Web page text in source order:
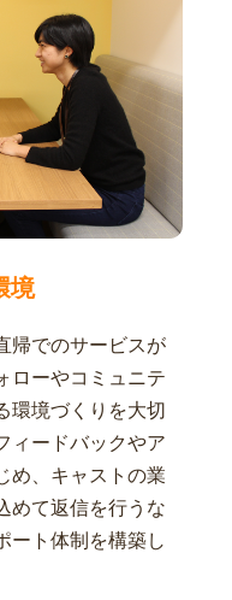
境
帰でのサービスが
ローやコミュニテ
環境づくりを大切
ィードバックやア
め、キャストの業
めて返信を行うな
ート体制を構築し